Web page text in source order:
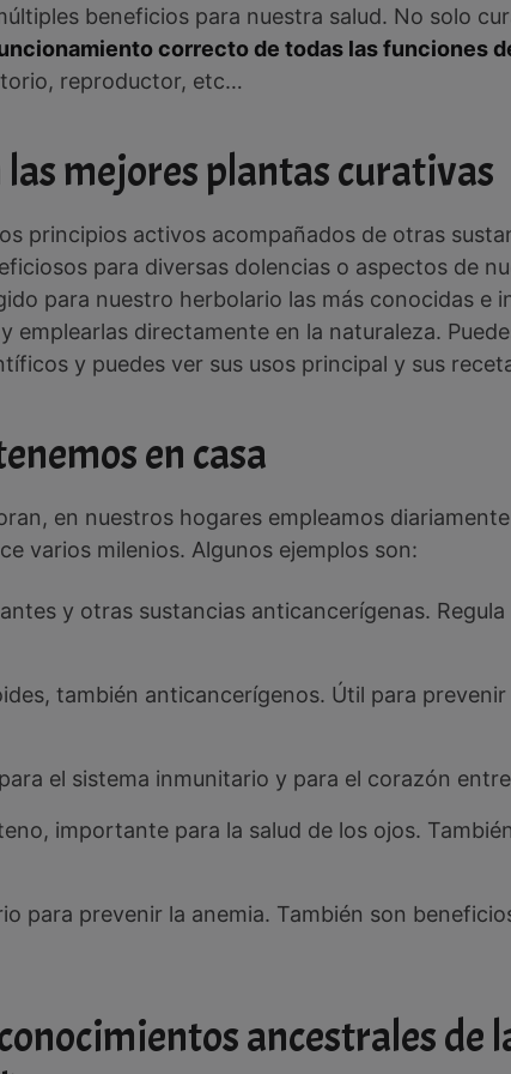
beneficios para nuestra salud. No solo
correcto de todas las funciones
reproductor, etc…
mejores plantas curativas
principios activos acompañados de otras
para diversas dolencias o aspectos de
para nuestro herbolario las más conocidas e
emplearlas directamente en la naturaleza.
y puedes ver sus usos principal y sus
en casa
en nuestros hogares empleamos
varios milenios. Algunos ejemplos son:
y otras sustancias anticancerígenas. Regula
también anticancerígenos. Útil para prevenir
el sistema inmunitario y para el corazón
importante para la salud de los ojos.
para prevenir la anemia. También son
ancestrales de